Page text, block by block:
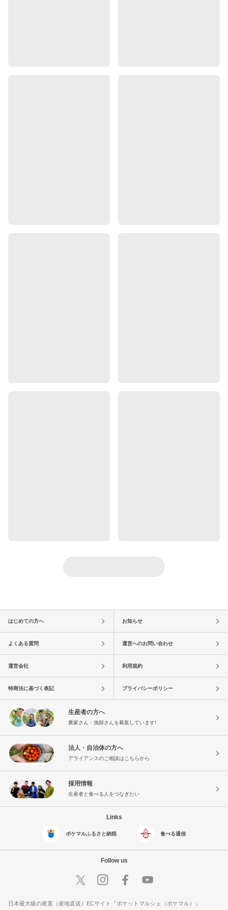
はじめての方へ お知らせ
よくある質問 運営へのお問い合わせ
運営会社 利用規約
特商法に基づく表記 プライバシーポリシー
生産者の方へ
農家さん・漁師さんを募集しています!
法人・自治体の方へ
アライアンスのご相談はこちらから
採用情報
生産者と食べる人をつなぎたい
Links
ポケマルふるさと納税 食べる通信
Follow us
日本最大級の産直（産地直送）ECサイト『ポケットマルシェ（ポケマル）』